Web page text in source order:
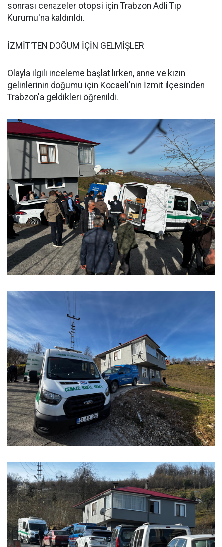
sonrası cenazeler otopsi için Trabzon Adli Tıp
Kurumu'na kaldırıldı.
İZMİT'TEN DOĞUM İÇİN GELMİŞLER
Olayla ilgili inceleme başlatılırken, anne ve kızın
gelinlerinin doğumu için Kocaeli'nin İzmit ilçesinden
Trabzon'a geldikleri öğrenildi.